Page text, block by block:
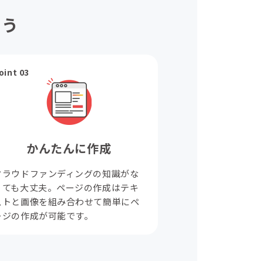
03
かんたんに作成
ラウドファンディングの知識がな
ても大丈夫。ページの作成はテキ
トと画像を組み合わせて簡単にペ
の作成が可能です。